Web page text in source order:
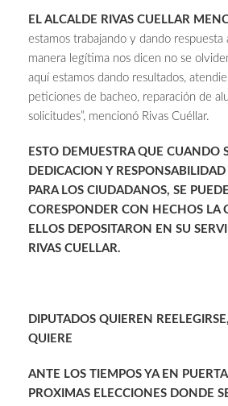
EL ALCALDE RIVAS CUELLAR
estamos trabajando y dando respuesta
manera legítima nos dicen no se
aquí estamos dando resultados,
peticiones de bacheo, reparación de
solicitudes”, mencionó Rivas Cuéllar.
ESTO DEMUESTRA QUE CUANDO
DEDICACION Y
PARA LOS CIUDADANOS, SE
CORESPONDER CON HECHOS LA
ELLOS DEPOSITARON EN SU
RIVAS CUELLAR.
DIPUTADOS QUIEREN
QUIERE
ANTE LOS TIEMPOS YA EN
PROXIMAS ELECCIONES DONDE